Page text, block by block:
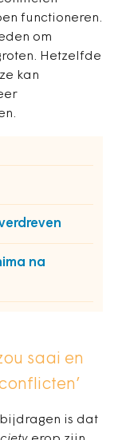
functioneren.
om
Hetzelfde
kan
na
saai en
is dat